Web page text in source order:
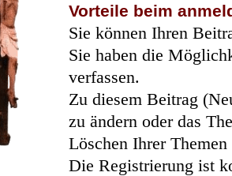
Vorteile beim
Sie können Ihren
Sie haben die
verfassen.
Zu diesem Beitrag
zu ändern oder das
Löschen Ihrer
Die Registrierung ist